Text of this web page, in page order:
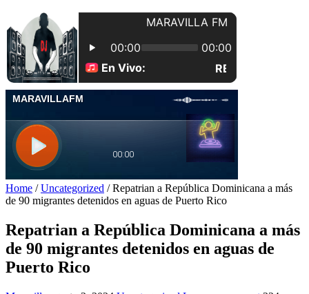
Home / Uncategorized / Repatrian a República Dominicana a más
de 90 migrantes detenidos en aguas de Puerto Rico
Repatrian a República Dominicana a más
de 90 migrantes detenidos en aguas de
Puerto Rico